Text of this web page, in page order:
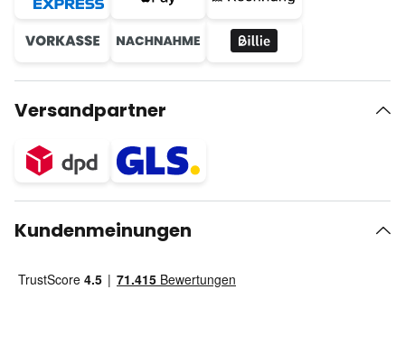
Versandpartner
Kundenmeinungen